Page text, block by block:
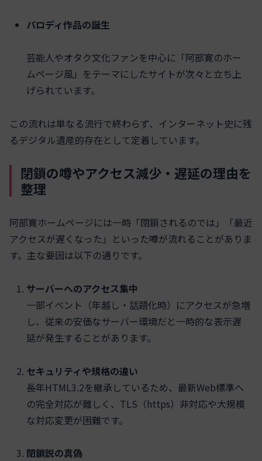
パロディ作品の誕生
芸能人やオタク文化ファンを中心に「阿部寛のホー
ムページ風」をテーマにしたサイトが次々と立ち上
げられています。
この流れは単なる流行で終わらず、インターネット史に残
るデジタル遺産的存在として定着しています。
閉鎖の噂やアクセス減少・遅延の理由を
整理
阿部寛ホームページには一時「閉鎖されるのでは」「最近
アクセスが遅くなった」といった噂が流れることがありま
す。主な要因は以下の通りです。
サーバーへのアクセス集中
一部イベント（年越し・話題化時）にアクセスが急増
し、従来の安価なサーバー環境だと一時的な表示遅
延が発生することがあります。
セキュリティや規格の違い
長年HTML3.2を継承しているため、最新Web標準へ
の完全対応が難しく、TLS（https）非対応や大規模
な対応変更が困難です。
閉鎖説の真偽